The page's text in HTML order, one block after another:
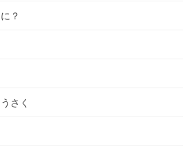
？
さく